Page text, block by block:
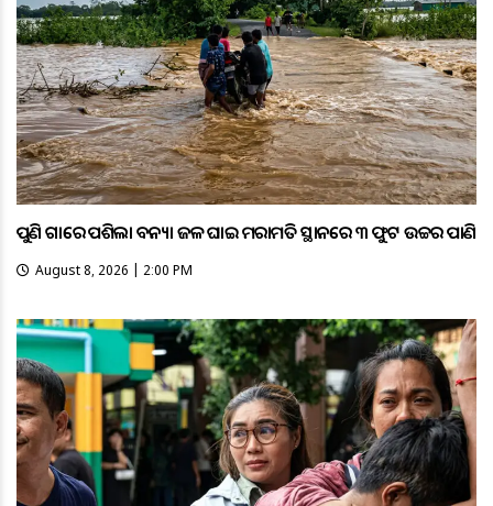
ପୁଣି ଗାଁରେ ପଶିଲା ବନ୍ୟା ଜଳ ଘାଇ ମରାମତି ସ୍ଥାନରେ ୩ ଫୁଟ ଉଚ୍ଚର ପାଣି
August 8, 2026 | 2:00 PM